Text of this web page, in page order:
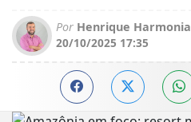
Por Henrique Harmonia
20/10/2025 17:35